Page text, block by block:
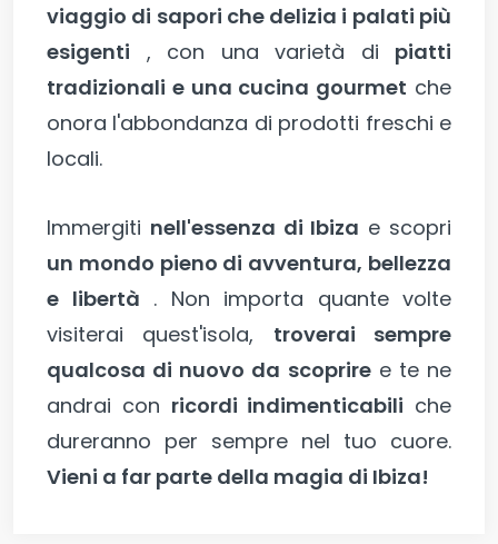
viaggio di sapori che delizia i palati più
esigenti , con una varietà di piatti
tradizionali e una cucina gourmet che
onora l'abbondanza di prodotti freschi e
locali.
Immergiti nell'essenza di Ibiza e scopri
un mondo pieno di avventura, bellezza
e libertà . Non importa quante volte
visiterai quest'isola, troverai sempre
qualcosa di nuovo da scopriree te ne
andrai con ricordi indimenticabili che
dureranno per sempre nel tuo cuore.
Vieni a far parte della magia di Ibiza!